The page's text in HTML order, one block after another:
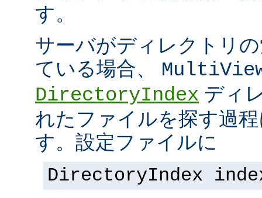
す。
サーバがディレクトリ
ている場合、
DirectoryIndex ディ
れたファイルを探す過
す。設定ファイルに
DirectoryIndex